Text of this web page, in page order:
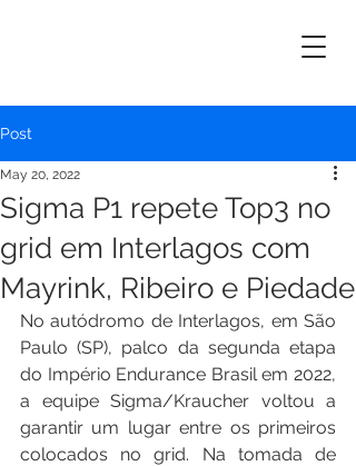
Post
Sigma P1 repete Top3 no
grid em Interlagos com
Mayrink, Ribeiro e Piedade
May 20, 2022
No autódromo de Interlagos, em São
Paulo (SP), palco da segunda etapa
do Império Endurance Brasil em 2022,
a equipe Sigma/Kraucher voltou a
garantir um lugar entre os primeiros
colocados no grid. Na tomada de